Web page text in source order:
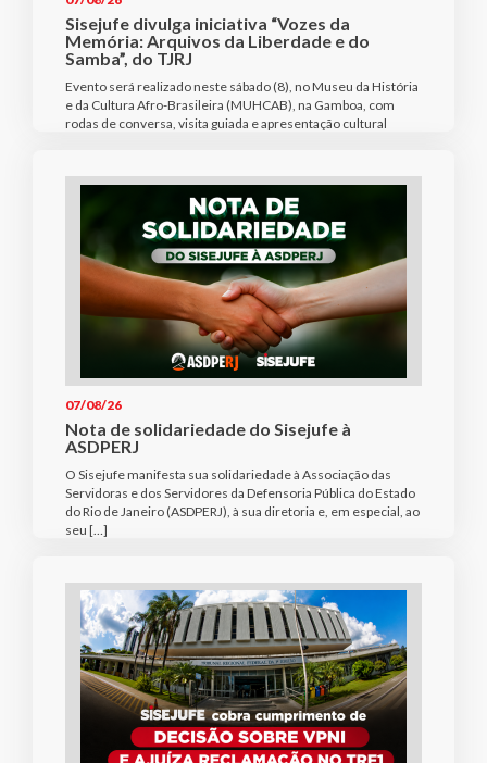
Sisejufe divulga iniciativa “Vozes da
Memória: Arquivos da Liberdade e do
Samba”, do TJRJ
Evento será realizado neste sábado (8), no Museu da História
e da Cultura Afro-Brasileira (MUHCAB), na Gamboa, com
rodas de conversa, visita guiada e apresentação cultural
07/08/26
Nota de solidariedade do Sisejufe à
ASDPERJ
O Sisejufe manifesta sua solidariedade à Associação das
Servidoras e dos Servidores da Defensoria Pública do Estado
do Rio de Janeiro (ASDPERJ), à sua diretoria e, em especial, ao
seu […]